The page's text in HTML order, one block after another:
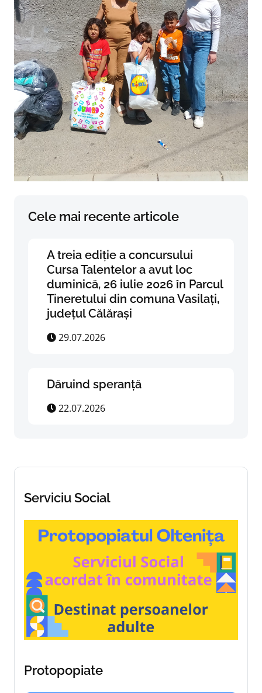
Cele mai recente articole
A treia ediție a concursului
Cursa Talentelor a avut loc
duminică, 26 iulie 2026 în Parcul
Tineretului din comuna Vasilați,
județul Călărași
29.07.2026
Dăruind speranță
22.07.2026
Serviciu Social
Protopopiate